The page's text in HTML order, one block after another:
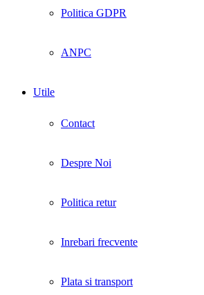
Politica GDPR
ANPC
Utile
Contact
Despre Noi
Politica retur
Inrebari frecvente
Plata si transport